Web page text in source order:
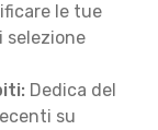
le tue
selezione
Dedica del
su